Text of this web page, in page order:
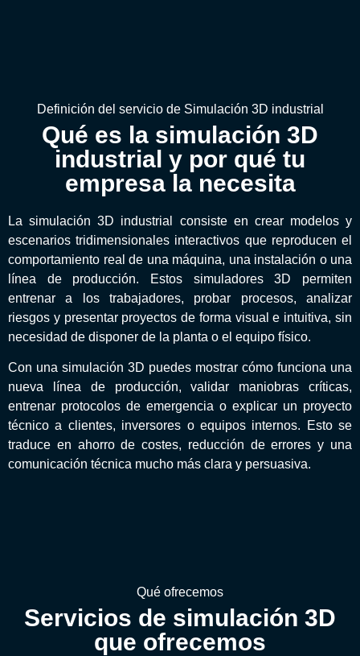
Definición del servicio de Simulación 3D industrial
Qué es la simulación 3D
industrial y por qué tu
empresa la necesita
La simulación 3D industrial consiste en crear modelos y
escenarios tridimensionales interactivos que reproducen el
comportamiento real de una máquina, una instalación o una
línea de producción. Estos simuladores 3D permiten
entrenar a los trabajadores, probar procesos, analizar
riesgos y presentar proyectos de forma visual e intuitiva, sin
necesidad de disponer de la planta o el equipo físico.
Con una simulación 3D puedes mostrar cómo funciona una
nueva línea de producción, validar maniobras críticas,
entrenar protocolos de emergencia o explicar un proyecto
técnico a clientes, inversores o equipos internos. Esto se
traduce en ahorro de costes, reducción de errores y una
comunicación técnica mucho más clara y persuasiva.
Qué ofrecemos
Servicios de simulación 3D
que ofrecemos